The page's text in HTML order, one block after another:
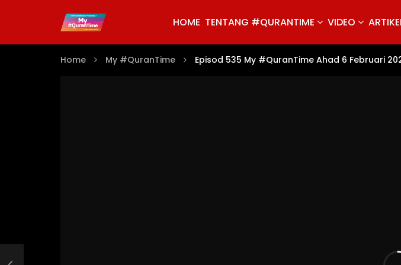
HOME TENTANG #QURANTIME VIDEO
Home My #QuranTime Episod 535 My #QuranTime Ahad 6 Februari